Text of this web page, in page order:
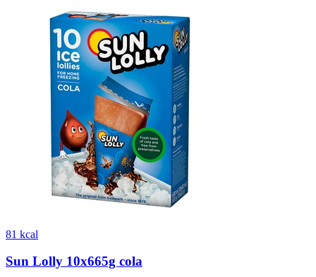
81 kcal
Sun Lolly 10x665g cola